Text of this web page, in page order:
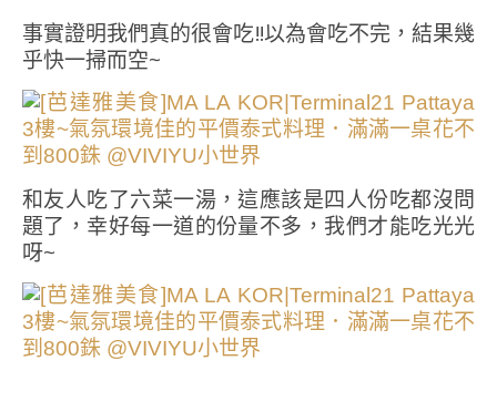
事實證明我們真的很會吃!!以為會吃不完，結果幾
乎快一掃而空~
和友人吃了六菜一湯，這應該是四人份吃都沒問
題了，幸好每一道的份量不多，我們才能吃光光
呀~